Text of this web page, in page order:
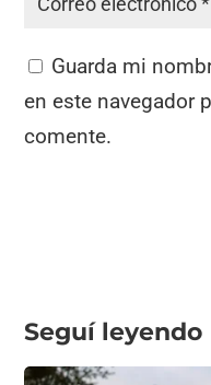
Guarda mi
en este navegador
comente.
Seguí leyendo